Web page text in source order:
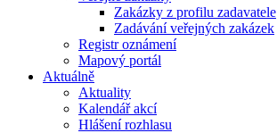
Zakázky z profilu zadavatele
Zadávání veřejných zakázek
Registr oznámení
Mapový portál
Aktuálně
Aktuality
Kalendář akcí
Hlášení rozhlasu